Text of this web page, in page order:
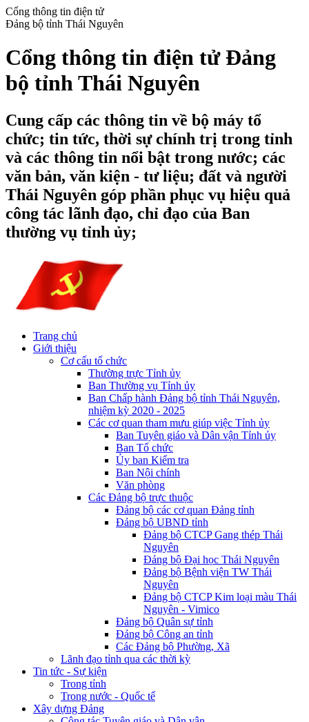
Cổng thông tin điện tử
Đảng bộ tỉnh Thái Nguyên
Cổng thông tin điện tử Đảng
bộ tỉnh Thái Nguyên
Cung cấp các thông tin về bộ máy tổ
chức; tin tức, thời sự chính trị trong tỉnh
và các thông tin nổi bật trong nước; các
văn bản, văn kiện - tư liệu; đất và người
Thái Nguyên góp phần phục vụ hiệu quả
công tác lãnh đạo, chỉ đạo của Ban
thường vụ tỉnh ủy;
Trang chủ
Giới thiệu
Cơ cấu tổ chức
Thường trực Tỉnh ủy
Ban Thường vụ Tỉnh ủy
Ban Chấp hành Đảng bộ tỉnh Thái Nguyên,
nhiệm kỳ 2020 - 2025
Các cơ quan tham mưu giúp việc Tỉnh ủy
Ban Tuyên giáo và Dân vận Tỉnh ủy
Ban Tổ chức
Ủy ban Kiểm tra
Ban Nội chính
Văn phòng
Các Đảng bộ trực thuộc
Đảng bộ các cơ quan Đảng tỉnh
Đảng bộ UBND tỉnh
Đảng bộ CTCP Gang thép Thái
Nguyên
Đảng bộ Đại học Thái Nguyên
Đảng bộ Bệnh viện TW Thái
Nguyên
Đảng bộ CTCP Kim loại màu Thái
Nguyên - Vimico
Đảng bộ Quân sự tỉnh
Đảng bộ Công an tỉnh
Các Đảng bộ Phường, Xã
Lãnh đạo tỉnh qua các thời kỳ
Tin tức - Sự kiện
Trong tỉnh
Trong nước - Quốc tế
Xây dựng Đảng